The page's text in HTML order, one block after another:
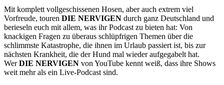
Mit komplett vollgeschissenen Hosen, aber auch extrem viel
Vorfreude, touren DIE NERVIGEN durch ganz Deutschland und
berieseln euch mit allem, was ihr Podcast zu bieten hat: Von
knackigen Fragen zu überaus schlüpfrigen Themen über die
schlimmste Katastrophe, die ihnen im Urlaub passiert ist, bis zur
nächsten Krankheit, die der Hund mal wieder aufgegabelt hat.
WerDIE NERVIGEN von YouTube kennt weiß, dass ihre Shows
weit mehr als ein Live-Podcast sind.